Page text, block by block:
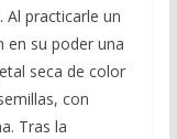
Al practicarle un
su poder una
seca de color
con
Tras la